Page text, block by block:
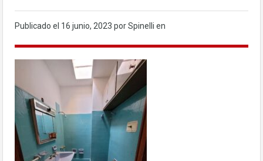
Publicado el 16 junio, 2023 por Spinelli en